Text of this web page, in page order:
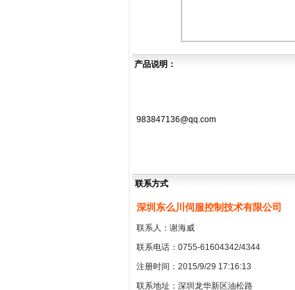
产品说明：
983847136@qq.com
联系方式
深圳东么川伺服控制技术有限公司
联系人：谢海威
联系电话：0755-61604342/4344
注册时间：2015/9/29 17:16:13
联系地址：深圳龙华新区油松路